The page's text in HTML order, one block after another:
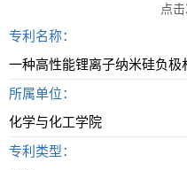
点击
专利名称：
一种高性能锂离子纳米硅负极
所属单位：
化学与化工学院
专利类型：